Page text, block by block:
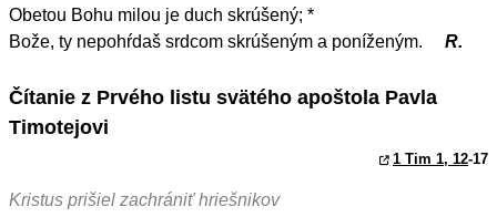
Obetou Bohu milou je duch skrúšený; *
Bože, ty nepohŕdaš srdcom skrúšeným a poníženým.
R.
Čítanie z Prvého listu svätého apoštola Pavla
Timotejovi
1 Tim 1, 12-17
Kristus prišiel zachrániť hriešnikov